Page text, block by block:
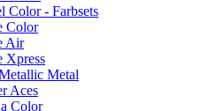
Color - Farbsets
Color
Air
Xpress
Metal
Aces
Color